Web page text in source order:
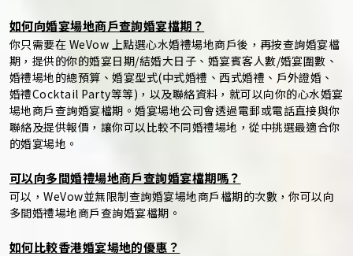
如何向婚宴場地商戶查詢婚宴檔期？
你只需要在 WeVow 上點選心水婚禮場地商戶後，再按查詢婚宴檔
期，提供的你的婚宴日期/結婚大日子、婚宴賓客人數/婚宴圍數、
婚禮場地的總預算、婚宴型式(中式婚禮、西式婚禮、戶外證婚、
婚禮Cocktail Party等等)，以及聯絡資料，就可以向你的心水婚宴
場地商戶查詢婚宴檔期。婚宴場地公司會透過電郵或電話直接與你
聯絡及提供報價，讓你可以比較不同婚禮場地，從中挑選最適合你
的婚宴場地。
可以向多間婚禮場地商戶查詢婚宴檔期嗎？
可以，WeVow並無限制查詢婚宴場地商戶檔期的次數，你可以向
多間婚禮場地商戶查詢婚宴檔期。
如何比較香港婚宴場地的優惠？